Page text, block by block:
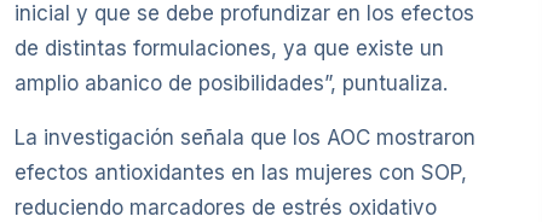
inicial y que se debe profundizar en los efectos
de distintas formulaciones, ya que existe un
amplio abanico de posibilidades”, puntualiza.
La investigación señala que los AOC mostraron
efectos antioxidantes en las mujeres con SOP,
reduciendo marcadores de estrés oxidativo